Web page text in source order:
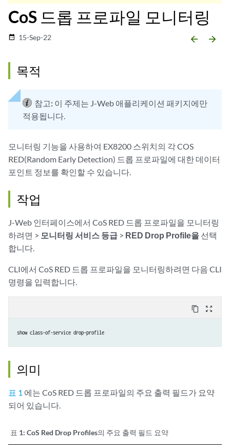
CoS 드롭 프로파일 모니터링
date_range 15-Sep-22 arrow_backward arrow_forward
목적
참고: 이 주제는 J-Web 애플리케이션 패키지에만
적용됩니다.
모니터링 기능을 사용하여 EX8200 스위치의 각 COS
RED(Random Early Detection) 드롭 프로파일에 대한 데이터
포인트 정보를 확인할 수 있습니다.
작업
J-Web 인터페이스에서 CoS RED 드롭 프로파일을 모니터링
하려면 > 모니터링 서비스 등급 > RED Drop Profile을 선택
합니다.
CLI에서 CoS RED 드롭 프로파일을 모니터링하려면 다음 CLI
명령을 입력합니다.
content_copy zoom_out_map
show class-of-service drop-profile
의미
표 1 에는 CoS RED 드롭 프로파일의 주요 출력 필드가 요약
되어 있습니다.
표 1: CoS Red Drop Profiles의 주요 출력 필드 요약